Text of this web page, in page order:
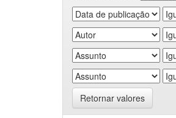
Retornar valores